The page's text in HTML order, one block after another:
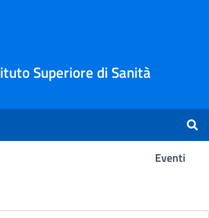
Superiore di Sanità
Eventi
Ricerca -